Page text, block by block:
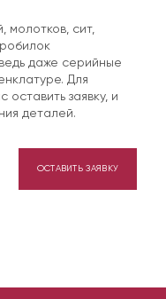
молотков, сит,
даже серийные
Для
заявку, и
деталей.
ОСТАВИТЬ ЗАЯВКУ